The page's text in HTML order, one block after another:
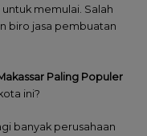
memulai. Salah
biro jasa pembuatan
Paling Populer
ini?
banyak perusahaan